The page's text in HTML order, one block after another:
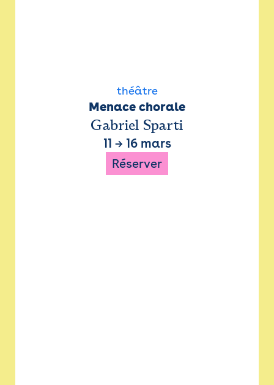
théâtre
Menace chorale
Gabriel Sparti
11 → 16 mars
Réserver